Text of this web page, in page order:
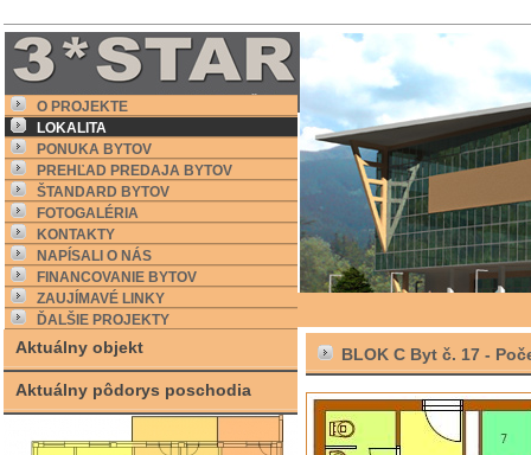
O PROJEKTE
LOKALITA
PONUKA BYTOV
PREHĽAD PREDAJA BYTOV
ŠTANDARD BYTOV
FOTOGALÉRIA
KONTAKTY
NAPÍSALI O NÁS
FINANCOVANIE BYTOV
ZAUJÍMAVÉ LINKY
ĎALŠIE PROJEKTY
Aktuálny objekt
Aktuálny pôdorys poschodia
BLOK C Byt č. 17 -